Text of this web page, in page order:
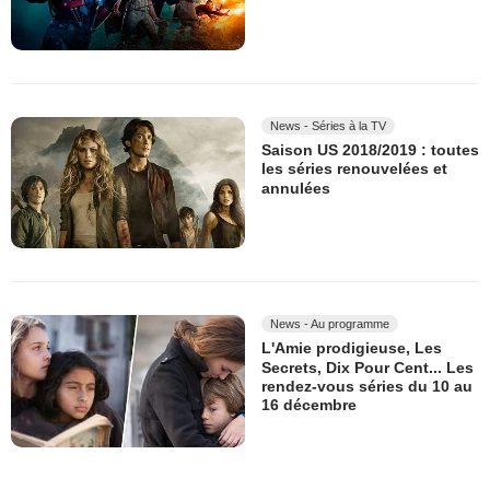
News - Séries à la TV
Saison US 2018/2019 : toutes
les séries renouvelées et
annulées
News - Au programme
L'Amie prodigieuse, Les
Secrets, Dix Pour Cent... Les
rendez-vous séries du 10 au
16 décembre